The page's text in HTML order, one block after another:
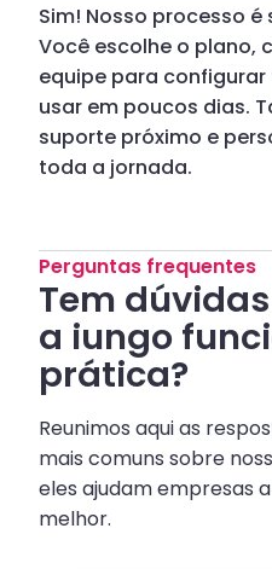
Perguntas frequentes
Tem
a iungo
prática?
Reunimos aqui as
mais comuns sobre
eles ajudam empresas
melhor.
Sim! Nosso processo
Você escolhe o plano,
equipe para
usar em poucos dias.
suporte próximo e
toda a jornada.